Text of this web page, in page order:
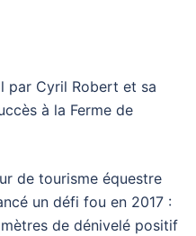
par Cyril Robert et sa
à la Ferme de
de tourisme équestre
un défi fou en 2017 :
de dénivelé positif